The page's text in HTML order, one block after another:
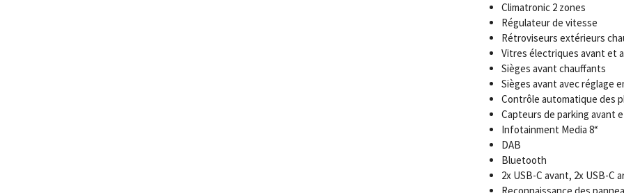
Climatronic 2 zones
Régulateur de vitesse
Rétroviseurs extérieurs
Vitres électriques avant et
Sièges avant chauffants
Sièges avant avec réglage
Contrôle automatique des
Capteurs de parking avant
Infotainment Media 8“
DAB
Bluetooth
2x USB-C avant, 2x USB-C